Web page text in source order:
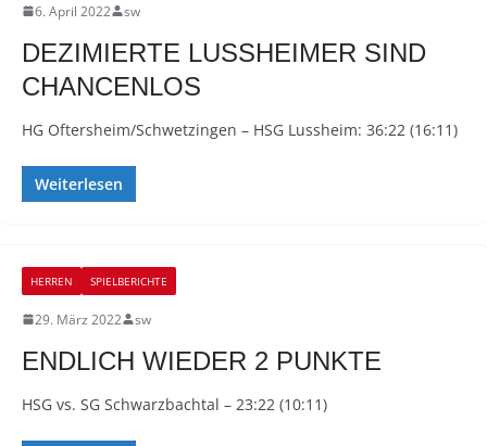
6. April 2022 sw
DEZIMIERTE LUSSHEIMER SIND
CHANCENLOS
HG Oftersheim/Schwetzingen – HSG Lussheim: 36:22 (16:11)
Weiterlesen
HERREN SPIELBERICHTE
29. März 2022 sw
ENDLICH WIEDER 2 PUNKTE
HSG vs. SG Schwarzbachtal – 23:22 (10:11)